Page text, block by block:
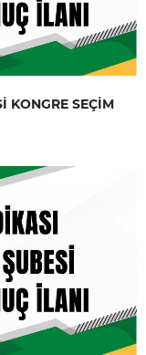
KONGRE SEÇİM